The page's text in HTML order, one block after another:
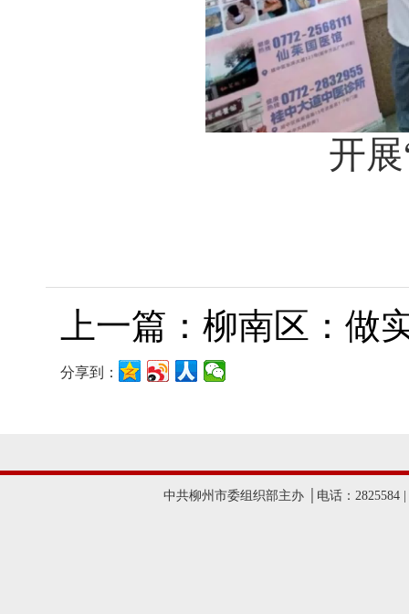
开
上一篇：柳南区：做
分享到：
中共柳州市委组织部主办 │电话：2825584